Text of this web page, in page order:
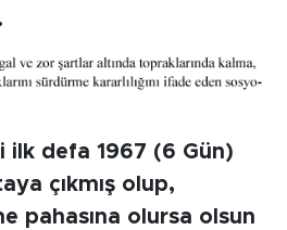
ilk defa 1967 (6 Gün)
çıkmış olup,
pahasına olursa olsun